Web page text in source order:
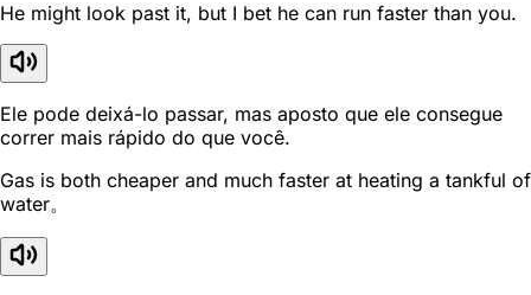
He might look past it, but I bet he can run faster than you.
Ele pode deixá-lo passar, mas aposto que ele consegue
correr mais rápido do que você.
Gas is both cheaper and much faster at heating a tankful of
water。